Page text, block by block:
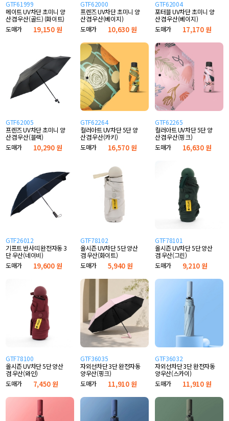
GTF61999
메이트 UV차단 초미니 양
산겸 우산(골드) (화이트)
도매가
19,150 원
GTF62000
프렌즈 UV차단 초미니 양
산겸 우산(베이지)
도매가
10,630 원
GTF62004
포터블 UV차단 초미니 양
산겸 우산(베이지)
도매가
17,170 원
GTF62005
프렌즈 UV차단 초미니 양
산겸 우산(블랙)
도매가
10,290 원
GTF62264
컬러아트 UV차단 5단 양
산겸 우산(카키)
도매가
16,570 원
GTF62265
컬러아트 UV차단 5단 양
산겸 우산(핑크)
도매가
16,630 원
GTF26012
기프트 반사띠 완전자동 3
단 우산(네이비)
도매가
19,600 원
GTF78102
올시즌 UV차단 5단 양산
겸 우산(화이트)
도매가
5,940 원
GTF78101
올시즌 UV차단 5단 양산
겸 우산(그린)
도매가
9,210 원
GTF78100
올시즌 UV차단 5단 양산
겸 우산(와인)
도매가
7,450 원
GTF36035
자외선차단 3단 완전자동
양우산(핑크)
도매가
11,910 원
GTF36032
자외선차단 3단 완전자동
양우산(스카이)
도매가
11,910 원